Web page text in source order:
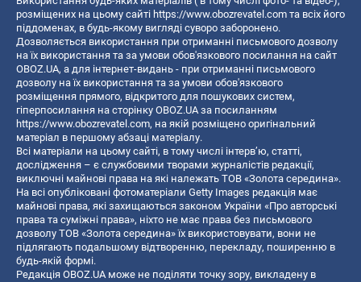
розміщених на цьому сайті https://www.obozrevatel.com та всіх його
піддоменах, в будь-якому вигляді суворо заборонено.
Дозволяється використання при отриманні письмового дозволу
на їх використання та за умови обов'язкового посилання на сайт
OBOZ.UA, а для інтернет-видань - при отриманні письмового
дозволу на їх використання та за умови обов'язкового
розміщення прямого, відкритого для пошукових систем,
гіперпосилання на сторінку OBOZ.UA за посиланням
https://www.obozrevatel.com, на якій розміщено оригінальний
матеріал в першому абзаці матеріалу.
Всі матеріали на цьому сайті, в тому числі інтерв’ю, статті,
дослідження – є службовими творами журналістів редакції,
виключні майнові права на які належать ТОВ «Золота середина».
На всі опубліковані фотоматеріали Getty Images редакція має
майнові права, які захищаються законом України «Про авторські
права та суміжні права», ніхто не має права без письмового
дозволу ТОВ «Золота середина» їх використовувати, вони не
підлягають подальшому відтворенню, перекладу, поширенню в
будь-якій формі.
Редакція OBOZ.UA може не поділяти точку зору, викладену в